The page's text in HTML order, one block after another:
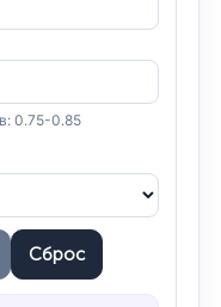
0.75-0.85
Сброс